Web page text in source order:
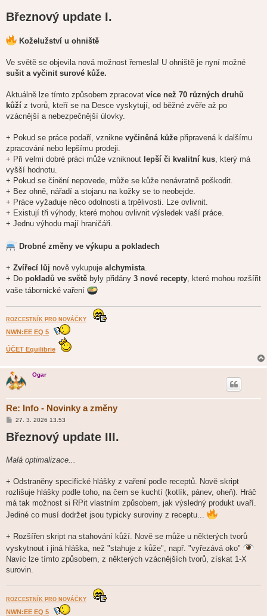
Březnový update I.
Koželužství u ohniště
Ve světě se objevila nová možnost řemesla! U ohniště je nyní možné
sušit a vyčinit surové kůže.
Aktuálně lze tímto způsobem zpracovat více než 70 různých druhů
kůží z tvorů, kteří se na Desce vyskytují, od běžné zvěře až po
vzácnější a nebezpečnější úlovky.
+ Pokud se práce podaří, vznikne vyčiněná kůže připravená k dalšímu
zpracování nebo lepšímu prodeji.
+ Při velmi dobré práci může vzniknout lepší či kvalitní kus , který má
vyšší hodnotu.
+ Pokud se činění nepovede, může se kůže nenávratně poškodit.
+ Bez ohně, nářadí a stojanu na kožky se to neobejde.
+ Práce vyžaduje něco odolnosti a trpělivosti. Lze ovlivnit.
+ Existují tři výhody, které mohou ovlivnit výsledek vaší práce.
+ Jednu výhodu mají hraničáři.
Drobné změny ve výkupu a pokladech
+ Zvířecí lůj nově vykupuje alchymista
+ Do pokladů ve světě byly přidány 3 nové recepty , které mohou rozšířit
vaše tábornické vaření
ROZCESTNÍK PRO NOVÁČKY
NWN:EE EQ 5
ÚČET Equilibrie
Ogar
Re: Info - Novinky a změny
P
í
s
v
27. 3. 2026 13.53
Březnový update III.
Malá optimalizace...
+ Odstraněny specifické hlášky z vaření podle receptů. Nově skript
rozlišuje hlášky podle toho, na čem se kuchtí (kotlík, pánev, oheň). Hráč
má tak možnost si RPit vlastním způsobem, jak výsledný produkt uvaří.
Jediné co musí dodržet jsou typicky suroviny z receptu...
+ Rozšířen skript na stahování kůží. Nově se může u některých tvorů
vyskytnout i jiná hláška, než "stahuje z kůže", např. "vyřezává oko"
Navíc lze tímto způsobem, z některých vzácnějších tvorů, získat 1-X
surovin.
ROZCESTNÍK PRO NOVÁČKY
NWN:EE EQ 5